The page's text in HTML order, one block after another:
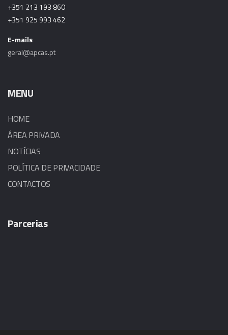
+351 213 193 860
+351 925 993 462
E-mails
geral@apcas.pt
MENU
HOME
ÁREA PRIVADA
NOTÍCIAS
POLÍTICA DE PRIVACIDADE
CONTACTOS
Parcerias